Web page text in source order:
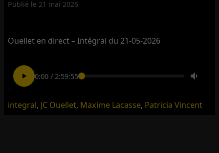
Publié le 21 mai 2026
Ouellet en direct – Intégral du 21-05-2026
0:00/ 2:59:55
integral, JC Ouellet, Maxime Lacasse, Patricia Vincent